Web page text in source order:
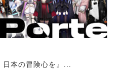
本の冒険心を』...